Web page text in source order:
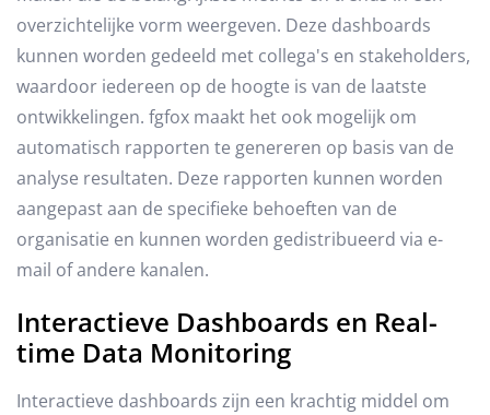
overzichtelijke vorm weergeven. Deze dashboards
kunnen worden gedeeld met collega's en stakeholders,
waardoor iedereen op de hoogte is van de laatste
ontwikkelingen. fgfox maakt het ook mogelijk om
automatisch rapporten te genereren op basis van de
analyse resultaten. Deze rapporten kunnen worden
aangepast aan de specifieke behoeften van de
organisatie en kunnen worden gedistribueerd via e-
mail of andere kanalen.
Interactieve Dashboards en Real-
time Data Monitoring
Interactieve dashboards zijn een krachtig middel om